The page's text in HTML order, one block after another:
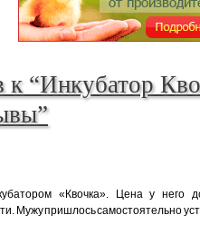
к “Инкубатор
«Квочка». Цена у него
Мужу пришлось самостоятельно